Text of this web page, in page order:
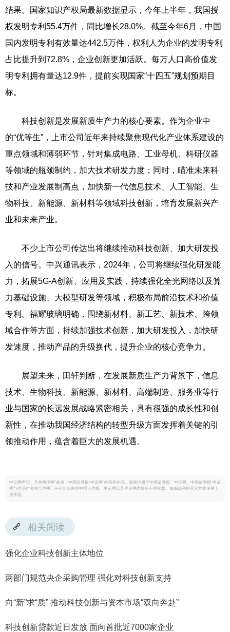
结果。国家知识产权局最新数据显示，今年上半年，我国授
权发明专利55.4万件，同比增长28.0%。截至今年6月，中国
国内发明专利有效量达442.5万件，权利人为企业的发明专利
占比提升到72.8%，企业创新更加活跃。每万人口高价值发
明专利拥有量达12.9件，提前实现国家“十四五”规划预期目
标。
科技创新是发展新质生产力的核心要素。作为企业中
的“优等生”，上市公司近年来持续聚焦现代化产业体系建设的
重点领域和薄弱环节，针对集成电路、工业母机、科研仪器
等领域的瓶颈制约，加大技术研发力度；同时，瞄准未来科
技和产业发展制高点，加快新一代信息技术、人工智能、生
物科技、新能源、新材料等领域科技创新，培育发展新兴产
业和未来产业。
不少上市公司传达出将继续推动科技创新、加大研发投
入的信号。中兴通讯表示，2024年，公司将继续强化研发能
力，拓展5G-A创新、应用及实践，持续强化全光网络以及算
力基础设施、大模型研发等领域，积极布局前沿技术和价值
专利。福耀玻璃明确，围绕新材料、新工艺、新技术、跨领
域合作等方面，持续加强技术创新，加大研发投入，加快研
发速度，推动产品的升级换代，提升企业的核心竞争力。
展望未来，田轩判断，在发展新质生产力背景下，信息
技术、生物科技、新能源、新材料、高端制造、服务业等行
业与国家的长远发展战略紧密相关，具有很强的成长性和创
新性，在推动我国经济结构的转型升级方面发挥着关键的引
领推动作用，蕴含着巨大的发展机遇。
中证网声明：凡本网注明“来源：中国证券报·中证网”的所有作品，版权均属于中国证券报、中证网。中国证券报·中证
网与作品作者联合声明，任何组织未经中国证券报、中证网以及作者书面授权不得转载、摘编或利用其它方式使用上
述作品。
相关阅读
强化企业科技创新主体地位
两部门规范央企采购管理 强化对科技创新支持
向“新”求“质” 推动科技创新与资本市场“双向奔赴”
科技创新贷款近日发放 面向首批近7000家企业